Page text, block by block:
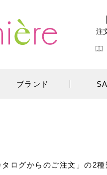
注
ブランド
ログからのご注文」の2